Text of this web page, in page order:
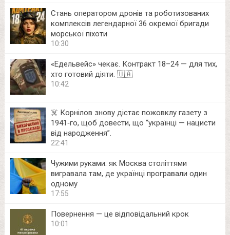
Стань оператором дронів та роботизованих
комплексів легендарної 36 окремої бригади
морської піхоти
10:30
«Едельвейс» чекає. Контракт 18–24 — для тих,
хто готовий діяти. 🇺🇦
10:42
☠️ Корнілов знову дістає пожовклу газету з
1941‑го, щоб довести, що “українці — нацисти
від народження”.
22:41
Чужими руками: як Москва століттями
вигравала там, де українці програвали один
одному
17:55
Повернення — це відповідальний крок
10:01